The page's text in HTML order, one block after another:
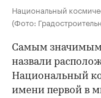
Национальный
(Фото:
Самым значимым
назвали
Национальный
имени первой в